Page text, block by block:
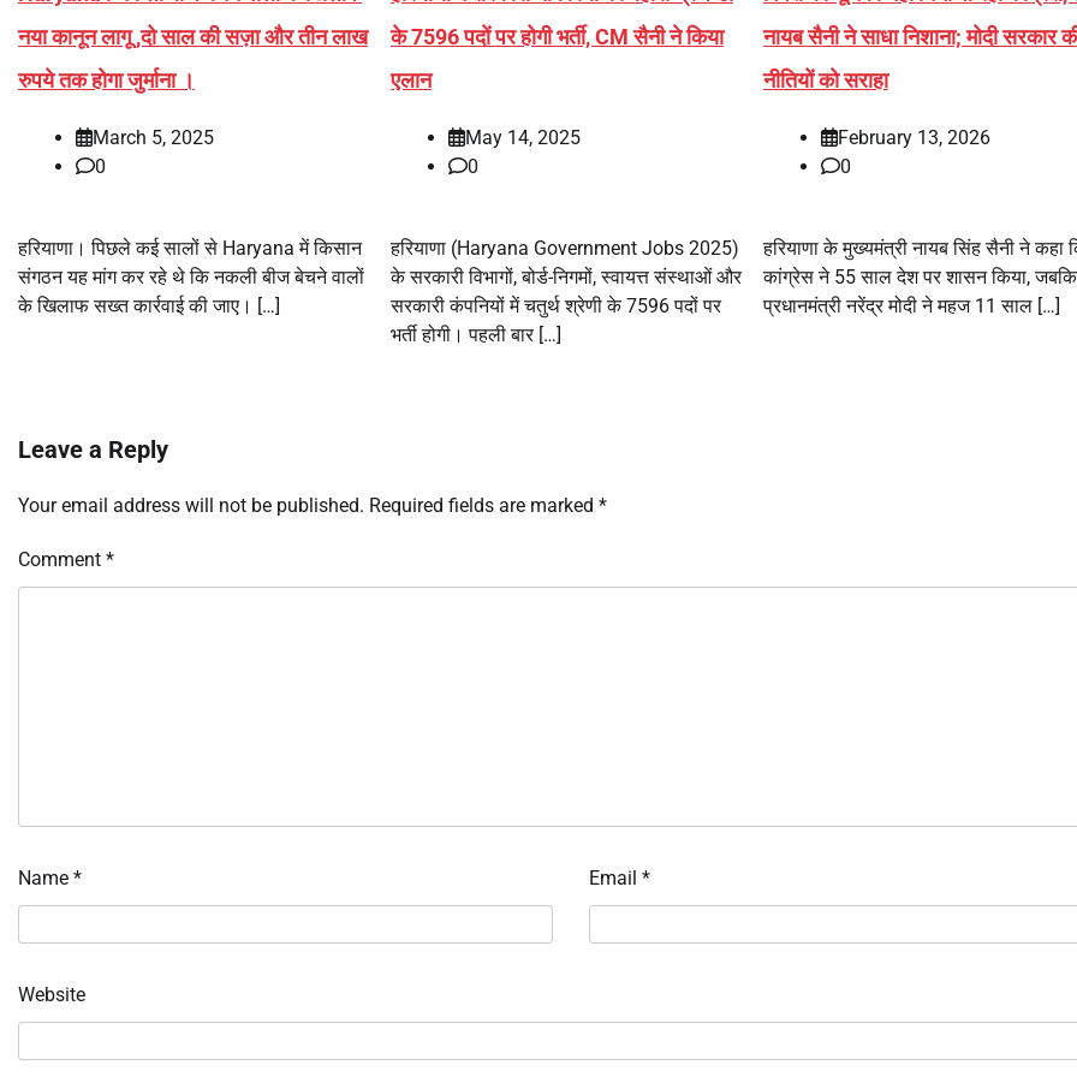
नया कानून लागू ,दो साल की सज़ा और तीन लाख
रुपये तक होगा जुर्माना ।
March 5, 2025
0
हरियाणा। पिछले कई सालों से Haryana में किसान
संगठन यह मांग कर रहे थे कि नकली बीज बेचने वालों
के खिलाफ सख्त कार्रवाई की जाए। […]
के 7596 पदों पर होगी भर्ती, CM सैनी ने किया
एलान
May 14, 2025
0
हरियाणा (Haryana Government Jobs 2025)
के सरकारी विभागों, बोर्ड-निगमों, स्वायत्त संस्थाओं और
सरकारी कंपनियों में चतुर्थ श्रेणी के 7596 पदों पर
भर्ती होगी। पहली बार […]
नायब सैनी ने साधा निशाना; मोदी सरकार
नीतियों को सराहा
February 13, 2026
0
हरियाणा के मुख्यमंत्री नायब सिंह सैनी ने कहा
कांग्रेस ने 55 साल देश पर शासन किया, जबकि
प्रधानमंत्री नरेंद्र मोदी ने महज 11 साल […]
Leave a Reply
Your email address will not be published. Required fields are marked *
Comment *
Name * Email *
Website